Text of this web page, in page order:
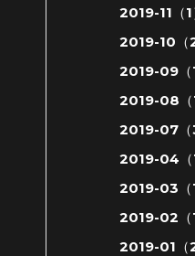
2019-11（1
2019-10（2
2019-09（1
2019-08（1
2019-07（
2019-04（1
2019-03（1
2019-02（1
2019-01（2